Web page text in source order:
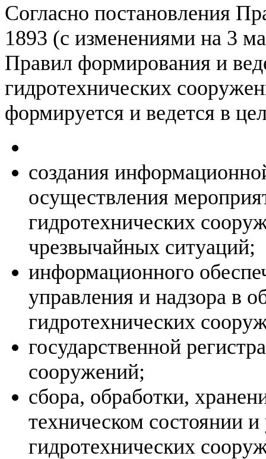
Согласно постановления
1893 (с изменениями на 3
Правил формирования и
гидротехнических
формируется и ведется в
создания
осуществления
гидротехнических
чрезвычайных ситуаций;
информационного
управления и надзора в
гидротехнических
государственной
сооружений;
сбора, обработки,
техническом состоянии
гидротехнических